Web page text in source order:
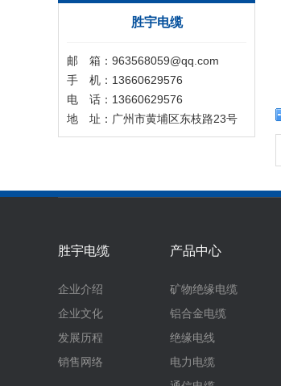
胜宇电缆
邮 箱：963568059@qq.com
手 机：13660629576
电 话：13660629576
地 址：广州市黄埔区东枝路23号
胜宇电缆
企业介绍
企业文化
发展历程
销售网络
产品中心
矿物绝缘电缆
铝合金电缆
绝缘电线
电力电缆